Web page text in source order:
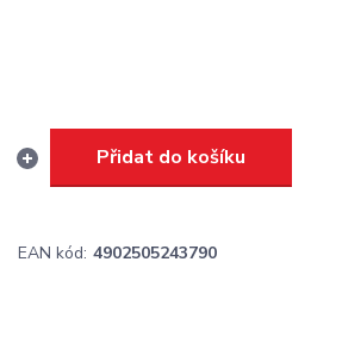
Přidat do košíku
EAN kód: 4902505243790